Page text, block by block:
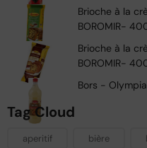
Brioche à la
BOROMIR-
Brioche à la
BOROMIR-
Bors -
Tag Cloud
aperitif bière